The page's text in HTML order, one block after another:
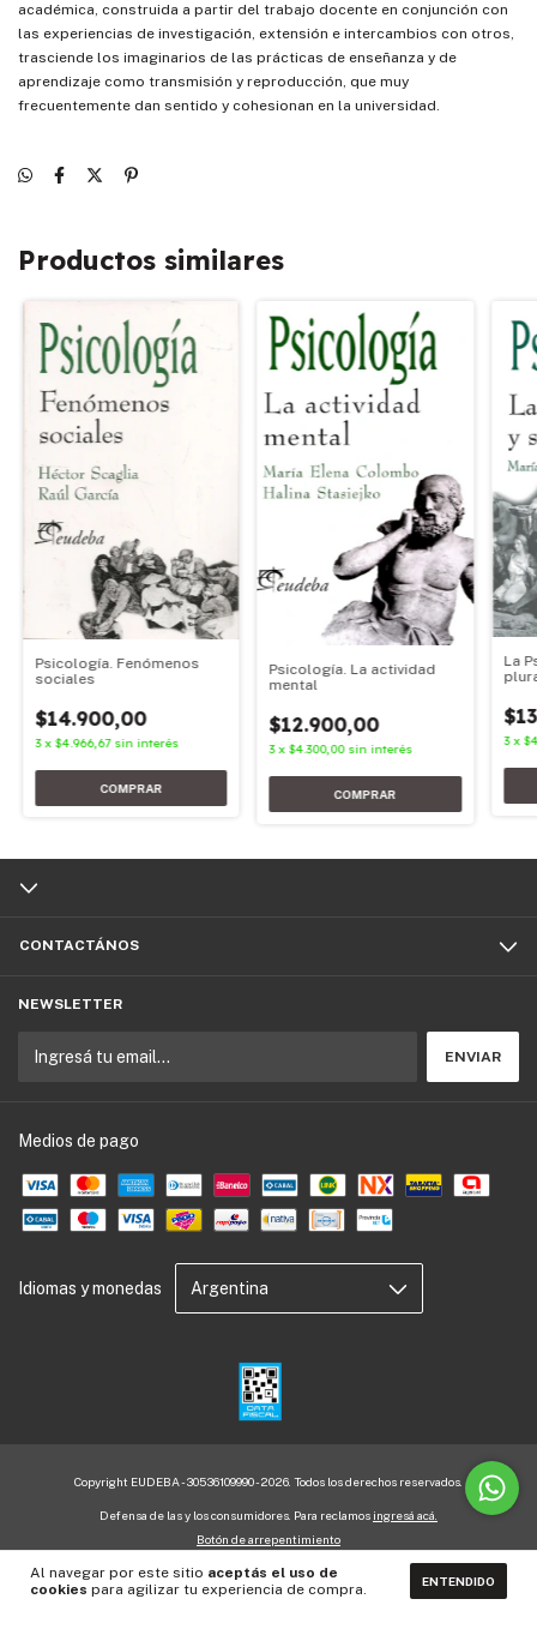
Al navegar por este sitio aceptás el uso de
cookies para agilizar tu experiencia de compra. ENTENDIDO
académica, construida a partir del trabajo docente en conjunción con
las experiencias de investigación, extensión e intercambios con otros,
trasciende los imaginarios de las prácticas de enseñanza y de
aprendizaje como transmisión y reproducción, que muy
frecuentemente dan sentido y cohesionan en la universidad.
Productos similares
Psicología. Fenómenos
sociales
$14.900,00
3 x $4.966,67 sin interés
Psicología. La actividad
mental
$12.900,00
3 x$4.300,00 sin interés
La
3 x
CONTACTÁNOS
NEWSLETTER
Medios de pago
Idiomas y monedas
Copyright EUDEBA - 30536109990 - 2026. Todos los derechos reservados.
Defensa de las y los consumidores. Para reclamos ingresá acá.
Botón de arrepentimiento